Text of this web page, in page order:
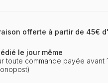
offerte à partir de 45€
le jour même
toute commande payée avant